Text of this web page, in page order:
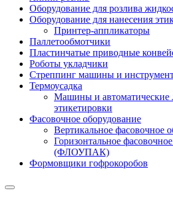
Оборудование для розлива
Оборудование для нанесения
Принтер-аппликаторы
Паллетообмотчики
Пластинчатые приводные
Роботы укладчики
Стреппинг машины и
Термоусадка
Машины и автоматические
этикетировки
Фасовочное оборудование
Вертикальное фасовочное
Горизонтальное
(ФЛОУПАК)
Формовщики гофрокоробов